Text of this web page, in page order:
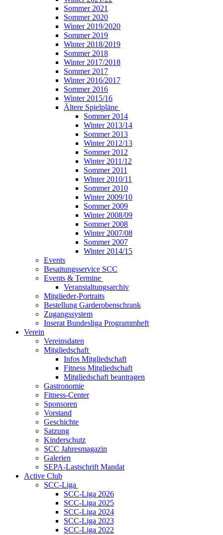
Sommer 2021
Sommer 2020
Winter 2019/2020
Sommer 2019
Winter 2018/2019
Sommer 2018
Winter 2017/2018
Sommer 2017
Winter 2016/2017
Sommer 2016
Winter 2015/16
Ältere Spielpläne
Sommer 2014
Winter 2013/14
Sommer 2013
Winter 2012/13
Sommer 2012
Winter 2011/12
Sommer 2011
Winter 2010/11
Sommer 2010
Winter 2009/10
Sommer 2009
Winter 2008/09
Sommer 2008
Winter 2007/08
Sommer 2007
Winter 2014/15
Events
Besaitungsservice SCC
Events & Termine
Veranstaltungsarchiv
Mitglieder-Portraits
Bestellung Garderobenschrank
Zugangssystem
Inserat Bundesliga Programmheft
Verein
Vereinsdaten
Mitgliedschaft
Infos Mitgliedschaft
Fitness Mitgliedschaft
Mitgliedschaft beantragen
Gastronomie
Fitness-Center
Sponsoren
Vorstand
Geschichte
Satzung
Kinderschutz
SCC Jahresmagazin
Galerien
SEPA-Lastschrift Mandat
Active Club
SCC-Liga
SCC-Liga 2026
SCC-Liga 2025
SCC-Liga 2024
SCC-Liga 2023
SCC-Liga 2022